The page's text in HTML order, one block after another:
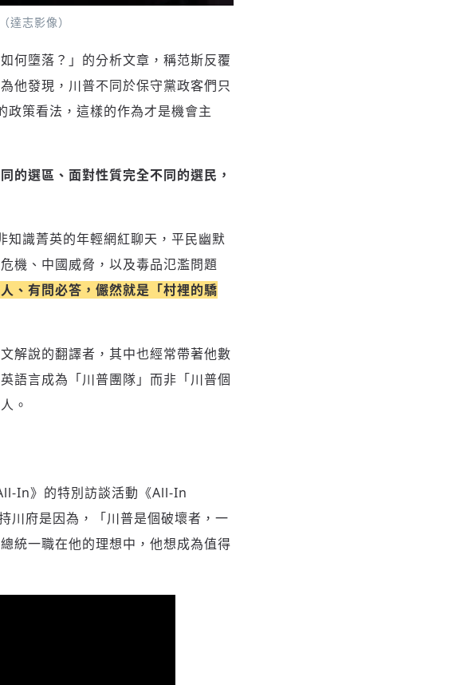
達志影像）
何墮落？」的分析文章，稱范斯反覆
他發現，川普不同於保守黨政客們只
策看法，這樣的作為才是機會主
的選區、面對性質完全不同的選民，
識菁英的年輕網紅聊天，平民幽默
機、中國威脅，以及毒品氾濫問題
、有問必答，儼然就是「村裡的驕
解說的翻譯者，其中也經常帶著他數
語言成為「川普團隊」而非「川普個
。
In》的特別訪談活動《All-In
川府是因為，「川普是個破壞者，一
統一職在他的理想中，他想成為值得